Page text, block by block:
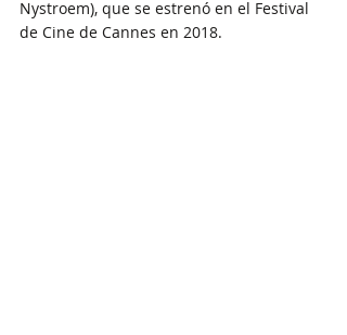
Nystroem), que se estrenó en el Festival
de Cine de Cannes en 2018.